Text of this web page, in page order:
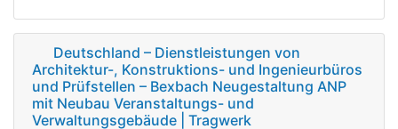
Deutschland – Dienstleistungen von
Architektur-, Konstruktions- und Ingenieurbüros
und Prüfstellen – Bexbach Neugestaltung ANP
mit Neubau Veranstaltungs- und
Verwaltungsgebäude | Tragwerk